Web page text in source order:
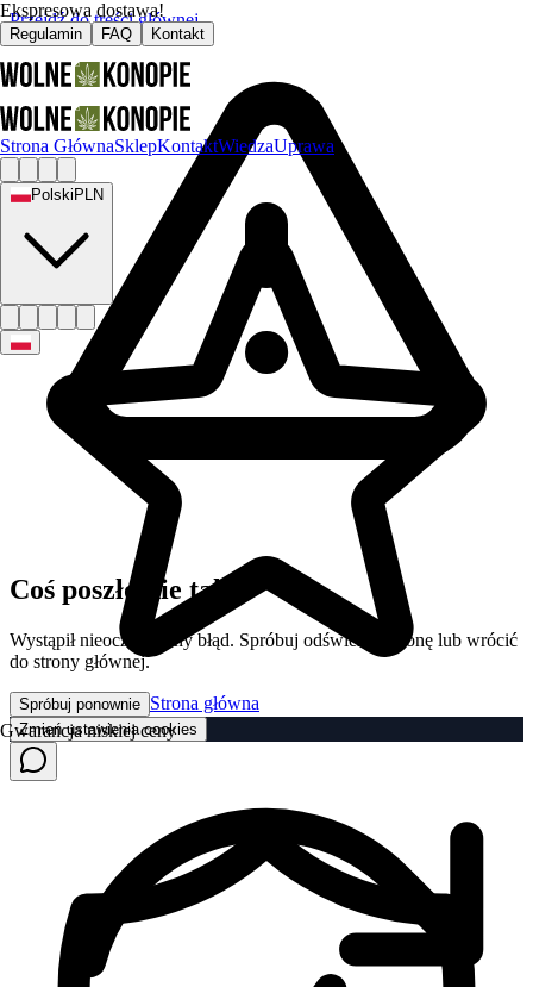
Przejdź do treści głównej
Ekspresowa dostawa!
Regulamin FAQ Kontakt
Strona GłównaSklepKontaktWiedzaUprawa
Polski PLN
Gwarancja niskiej ceny
Coś poszło nie tak
Wystąpił nieoczekiwany błąd. Spróbuj odświeżyć stronę lub wrócić
do strony głównej.
Spróbuj ponownie Strona główna
Zmień ustawienia cookies